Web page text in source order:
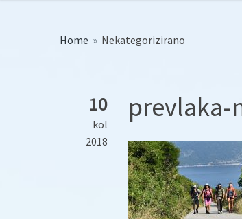
Home » Nekategorizirano
10
kol
2018
prevlaka-